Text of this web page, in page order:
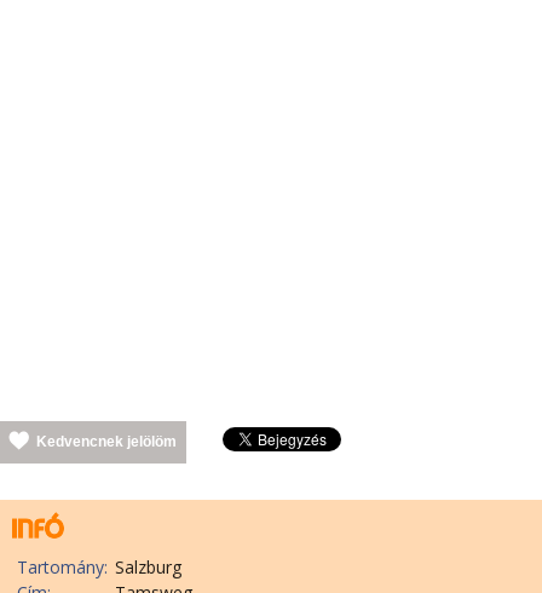
Kedvencnek jelölöm
Tartomány: Salzburg